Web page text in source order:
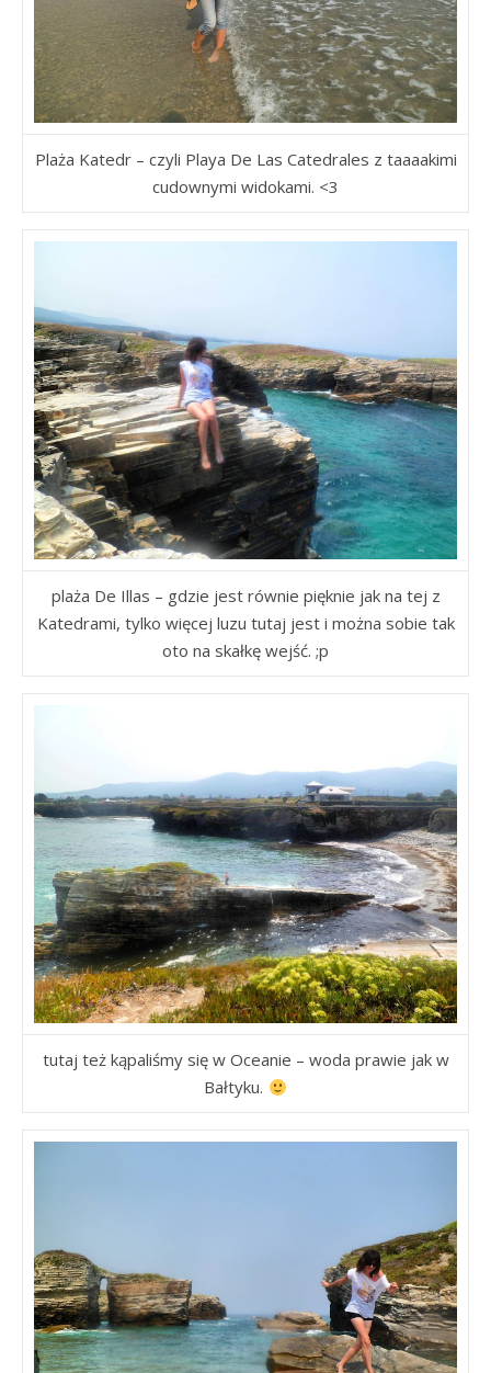
Plaża Katedr – czyli Playa De Las Catedrales z taaaakimi
cudownymi widokami. <3
plaża De Illas – gdzie jest równie pięknie jak na tej z
Katedrami, tylko więcej luzu tutaj jest i można sobie tak
oto na skałkę wejść. ;p
tutaj też kąpaliśmy się w Oceanie – woda prawie jak w
Bałtyku.